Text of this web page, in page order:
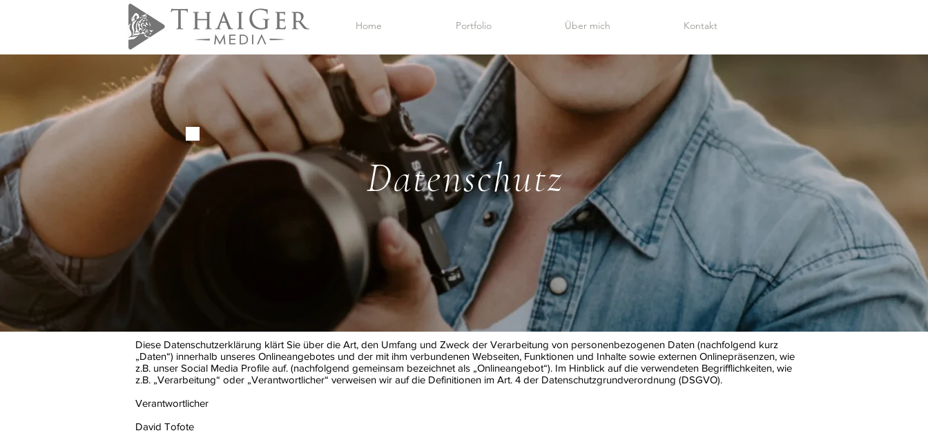
Home Portfolio Über mich Kontakt
Datenschutz
Diese Datenschutzerklärung klärt Sie über die Art, den Umfang und Zweck der Verarbeitung von personenbezogenen Daten (nachfolgend kurz
„Daten“) innerhalb unseres Onlineangebotes und der mit ihm verbundenen Webseiten, Funktionen und Inhalte sowie externen Onlinepräsenzen, wie
z.B. unser Social Media Profile auf. (nachfolgend gemeinsam bezeichnet als „Onlineangebot“). Im Hinblick auf die verwendeten Begrifflichkeiten, wie
z.B. „Verarbeitung“ oder „Verantwortlicher“ verweisen wir auf die Definitionen im Art. 4 der Datenschutzgrundverordnung (DSGVO).
Verantwortlicher
David Tofote